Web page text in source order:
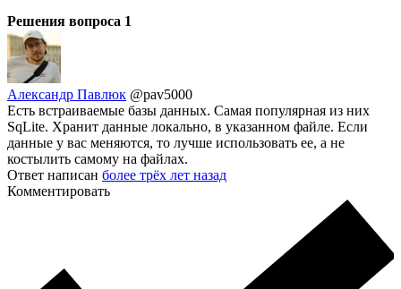
Решения вопроса 1
Александр Павлюк @pav5000
Есть встраиваемые базы данных. Самая популярная из них
SqLite. Хранит данные локально, в указанном файле. Если
данные у вас меняются, то лучше использовать ее, а не
костылить самому на файлах.
Ответ написан более трёх лет назад
Комментировать